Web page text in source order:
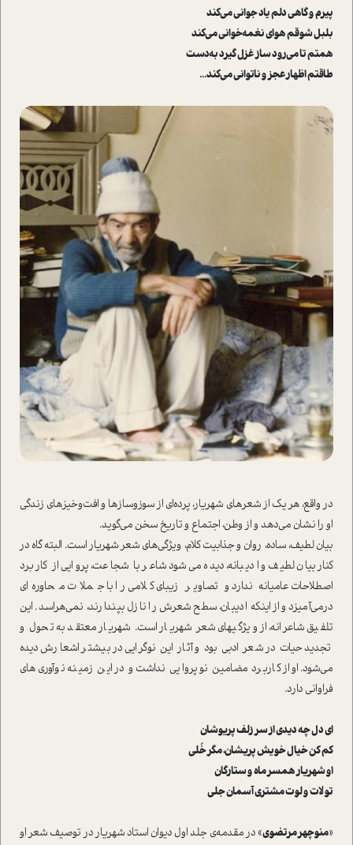
پیرم و گاهی دلم یاد جوانی می‌کند
بلبل شوقم هوای نغمه‌خوانی می‌کند
همتم تا می‌رود ساز غزل گیرد به‌دست
طاقتم اظهار عجز و ناتوانی می‌کند...
در واقع، هر یک از شعرهای شهریار، پرده‌‏ای از سوز‌و‌سازها و افت‌و‌خیزهای زندگی
او را نشان می‏‌دهد و از وطن، اجتماع و تاریخ سخن می‌‏گوید.
بیان لطیف، ساده، روان و جذابیت کلام، ویژگی‏‌های شعر شهریار است. البته گاه در
کنار بیان لطیف و ادیبانه، دیده می‏‌شود شاعر با شجاعت، پروایی از کاربرد
اصطلاحات عامیانه ندارد و تصاویر زیبای کلامی را با جملات محاوره‏‌‌ای
درمی‌‏آمیزد و از اینکه ادیبان، سطح شعرش را نازل بپندارند، نمی‏‌هراسد. این
تلفیق شاعرانه، از ویژگی‏های شعر شهریار است. شهریار معتقد به تحول و
تجدید حیات در شعر ادبی بود و آثار این نوگرایی در بیشتر اشعارش دیده
می‏‌شود. او از کاربرد مضامین نو پروایی نداشت و در این زمینه نوآوری‏‌های
فراوانی دارد.
ای دل چه دیدی از سر زلف پریوشان
کم کن خیال خویش پریشان، مگر خُلی
او شهریار همسر ماه و ستارگان
تو لات و لوت مشتری آسمان جلی
«منوچهر مرتضوی» در مقدمه‌ی جلد اول دیوان استاد شهریار در توصیف شعر او